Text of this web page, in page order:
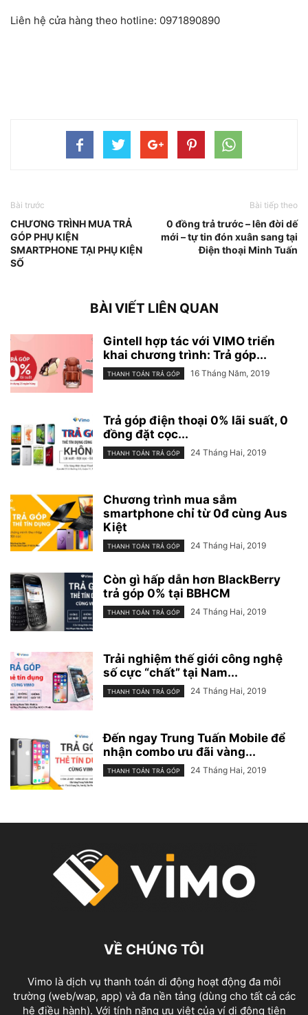
Liên hệ cửa hàng theo hotline: 0971890890
Bài trước
CHƯƠNG TRÌNH MUA TRẢ
GÓP PHỤ KIỆN
SMARTPHONE TẠI PHỤ KIỆN
SỐ
Bài tiếp theo
0 đồng trả trước – lên đời dế
mới – tự tin đón xuân sang tại
Điện thoại Minh Tuấn
BÀI VIẾT LIÊN QUAN
Gintell hợp tác với VIMO triển
khai chương trình: Trả góp...
THANH TOÁN TRẢ GÓP 16 Tháng Năm, 2019
Trả góp điện thoại 0% lãi suất, 0
đồng đặt cọc...
THANH TOÁN TRẢ GÓP 24 Tháng Hai, 2019
Chương trình mua sắm
smartphone chỉ từ 0đ cùng Aus
Kiệt
THANH TOÁN TRẢ GÓP 24 Tháng Hai, 2019
Còn gì hấp dẫn hơn BlackBerry
trả góp 0% tại BBHCM
THANH TOÁN TRẢ GÓP 24 Tháng Hai, 2019
Trải nghiệm thế giới công nghệ
số cực “chất” tại Nam...
THANH TOÁN TRẢ GÓP 24 Tháng Hai, 2019
Đến ngay Trung Tuấn Mobile để
nhận combo ưu đãi vàng...
THANH TOÁN TRẢ GÓP 24 Tháng Hai, 2019
VỀ CHÚNG TÔI
Vimo là dịch vụ thanh toán di động hoạt động đa môi
trường (web/wap, app) và đa nền tảng (dùng cho tất cả các
hệ điều hành). Với tính năng ưu việt của ví di động tiên